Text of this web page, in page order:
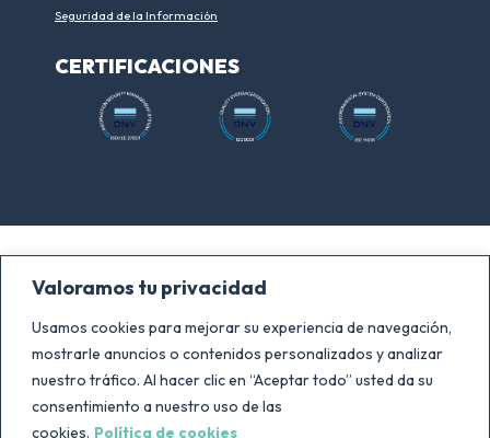
Valoramos tu privacidad
Usamos cookies para mejorar su experiencia de navegación,
mostrarle anuncios o contenidos personalizados y analizar
nuestro tráfico. Al hacer clic en “Aceptar todo” usted da su
consentimiento a nuestro uso de las
cookies. Política de cookies
Seguridad de la Información
CERTIFICACIONES
Human Inteligence Hub
Av. Porto da Coruña, 3
15003 – A Coruña
Calle Cidro 2
28044 – Madrid
T. +34 881 068 725